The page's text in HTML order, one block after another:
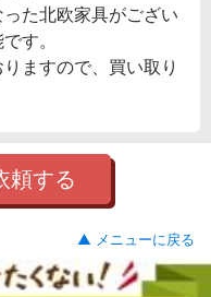
た北欧家具がござい
す。
ますので、買い取り
頼する
▲ メニューに戻る